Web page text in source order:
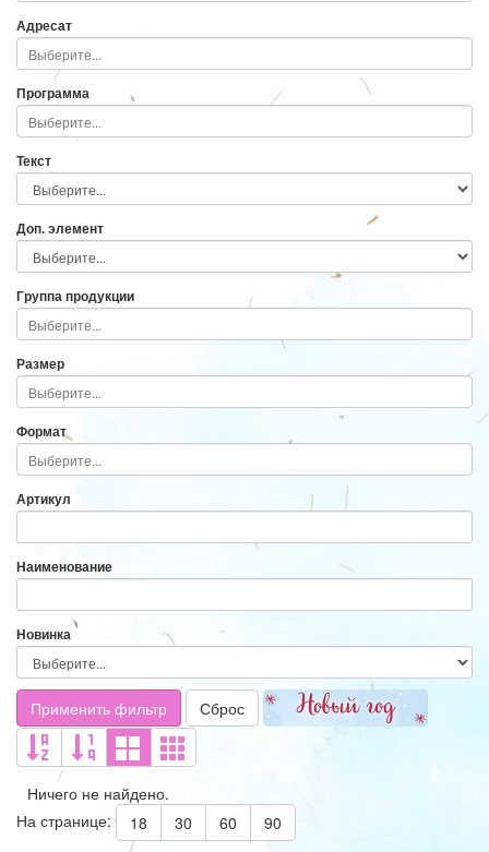
Адресат
Программа
Текст
Доп. элемент
Группа продукции
Размер
Формат
Артикул
Наименование
Новинка
Применить фильтр Сброс
Ничего не найдено.
На странице:
18 30 60 90